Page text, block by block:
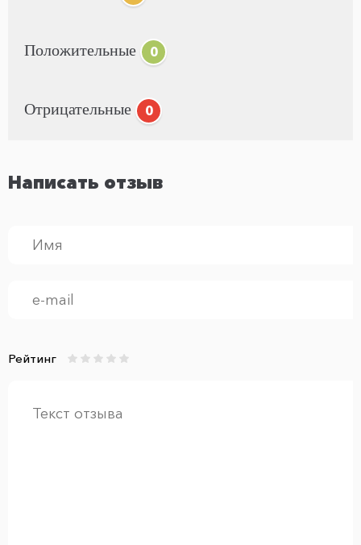
Положительные 0
Отрицательные 0
Написать отзыв
Рейтинг